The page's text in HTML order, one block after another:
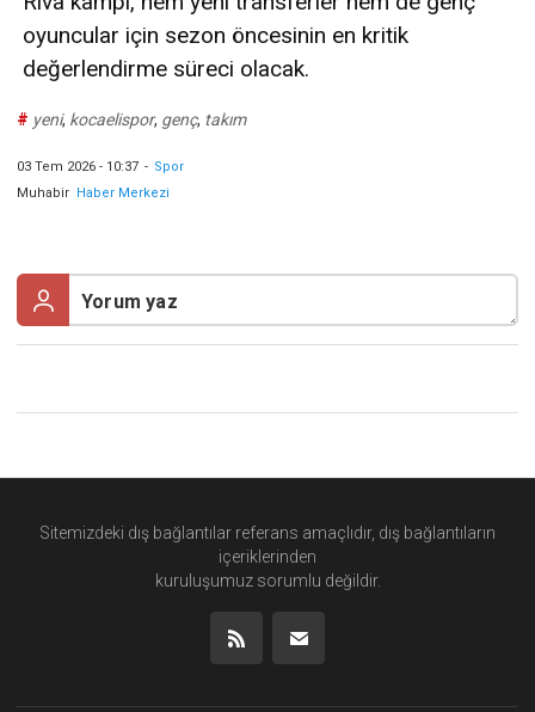
oyuncular için sezon öncesinin en kritik
değerlendirme süreci olacak.
# yeni, kocaelispor, genç, takım
03 Tem 2026 - 10:37 - Spor
Muhabir
Haber Merkezi
Sitemizdeki dış bağlantılar referans amaçlıdır, dış bağlantıların
içeriklerinden
kuruluşumuz sorumlu değildir.